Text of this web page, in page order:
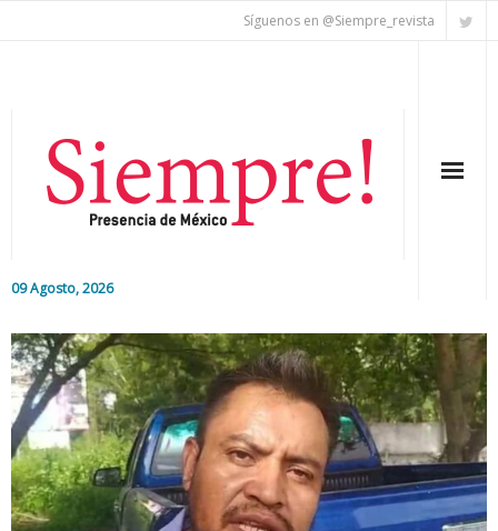
Síguenos en @Siempre_revista
09 Agosto, 2026
Editorial
Nacional
Colaboradores